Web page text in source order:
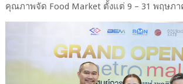
คุณภาพจัด Food Market ตั้งแต่ 9 – 31 พฤษภ